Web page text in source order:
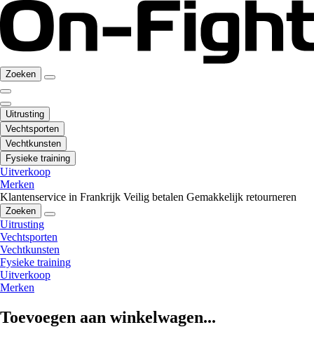
Zoeken
Uitrusting
Vechtsporten
Vechtkunsten
Fysieke training
Uitverkoop
Merken
Klantenservice in Frankrijk Veilig betalen Gemakkelijk retourneren
Zoeken
Uitrusting
Vechtsporten
Vechtkunsten
Fysieke training
Uitverkoop
Merken
Toevoegen aan winkelwagen...